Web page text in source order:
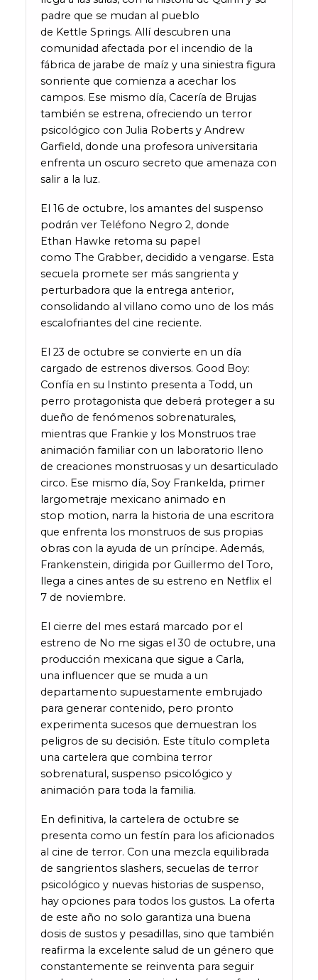
padre que se mudan al pueblo
de Kettle Springs. Allí descubren una
comunidad afectada por el incendio de la
fábrica de jarabe de maíz y una siniestra figura
sonriente que comienza a acechar los
campos. Ese mismo día, Cacería de Brujas
también se estrena, ofreciendo un terror
psicológico con Julia Roberts y Andrew
Garfield, donde una profesora universitaria
enfrenta un oscuro secreto que amenaza con
salir a la luz.
El 16 de octubre, los amantes del suspenso
podrán ver Teléfono Negro 2, donde
Ethan Hawke retoma su papel
como The Grabber, decidido a vengarse. Esta
secuela promete ser más sangrienta y
perturbadora que la entrega anterior,
consolidando al villano como uno de los más
escalofriantes del cine reciente.
El 23 de octubre se convierte en un día
cargado de estrenos diversos. Good Boy:
Confía en su Instinto presenta a Todd, un
perro protagonista que deberá proteger a su
dueño de fenómenos sobrenaturales,
mientras que Frankie y los Monstruos trae
animación familiar con un laboratorio lleno
de creaciones monstruosas y un desarticulado
circo. Ese mismo día, Soy Frankelda, primer
largometraje mexicano animado en
stop motion, narra la historia de una escritora
que enfrenta los monstruos de sus propias
obras con la ayuda de un príncipe. Además,
Frankenstein, dirigida por Guillermo del Toro,
llega a cines antes de su estreno en Netflix el
7 de noviembre.
El cierre del mes estará marcado por el
estreno de No me sigas el 30 de octubre, una
producción mexicana que sigue a Carla,
una influencer que se muda a un
departamento supuestamente embrujado
para generar contenido, pero pronto
experimenta sucesos que demuestran los
peligros de su decisión. Este título completa
una cartelera que combina terror
sobrenatural, suspenso psicológico y
animación para toda la familia.
En definitiva, la cartelera de octubre se
presenta como un festín para los aficionados
al cine de terror. Con una mezcla equilibrada
de sangrientos slashers, secuelas de terror
psicológico y nuevas historias de suspenso,
hay opciones para todos los gustos. La oferta
de este año no solo garantiza una buena
dosis de sustos y pesadillas, sino que también
reafirma la excelente salud de un género que
constantemente se reinventa para seguir